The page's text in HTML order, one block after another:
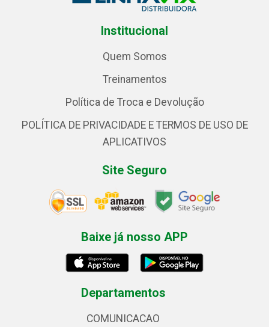
Institucional
Quem Somos
Treinamentos
Política de Troca e Devolução
POLÍTICA DE PRIVACIDADE E TERMOS DE USO DE
APLICATIVOS
Site Seguro
Baixe já nosso APP
Departamentos
COMUNICACAO